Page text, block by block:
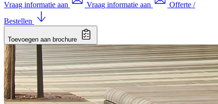
Vraag informatie aan Vraag informatie aan
Offerte /
Bestellen
Toevoegen aan brochure